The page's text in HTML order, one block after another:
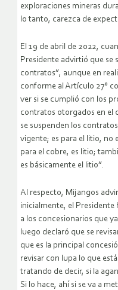
exploraciones mineras
lo tanto, carezca de
El 19 de abril de 2022,
Presidente advirtió que se
contratos”, aunque en
conforme al Artículo 27°
ver si se cumplió con los
contratos otorgados en el
se suspenden los
vigente; es para el litio, no
para el cobre, es litio;
es básicamente el litio”.
Al respecto, Mijangos
inicialmente, el Presidente
a los concesionarios que
luego declaró que se
que es la principal
revisar con lupa lo que
tratando de decir, si la
Si lo hace, ahí si se va a